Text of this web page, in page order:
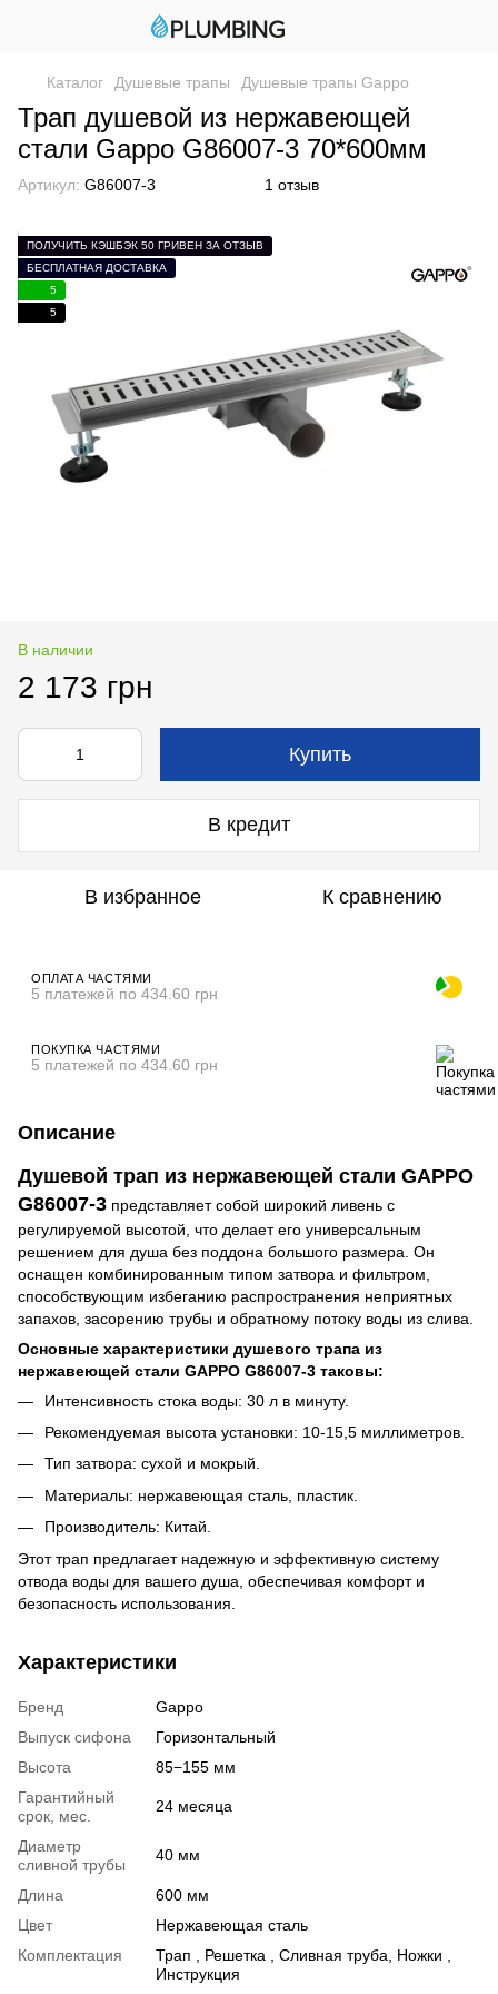
Каталог Душевые трапы Душевые трапы Gappo
Трап душевой из нержавеющей
стали Gappo G86007-3 70*600мм
Артикул: G86007-3 1 отзыв
ПОЛУЧИТЬ КЭШБЭК 50 ГРИВЕН ЗА ОТЗЫВ
БЕСПЛАТНАЯ ДОСТАВКА
5
5
В наличии
2 173 грн
Купить
В кредит
В избранное К сравнению
ОПЛАТА ЧАСТЯМИ
5 платежей по 434.60 грн
ПОКУПКА ЧАСТЯМИ
5 платежей по 434.60 грн
Описание
Душевой трап из нержавеющей стали GAPPO
G86007-3 представляет собой широкий ливень с
регулируемой высотой, что делает его универсальным
решением для душа без поддона большого размера. Он
оснащен комбинированным типом затвора и фильтром,
способствующим избеганию распространения неприятных
запахов, засорению трубы и обратному потоку воды из слива.
Основные характеристики душевого трапа из
нержавеющей стали GAPPO G86007-3 таковы:
Интенсивность стока воды: 30 л в минуту.
Рекомендуемая высота установки: 10-15,5 миллиметров.
Тип затвора: сухой и мокрый.
Материалы: нержавеющая сталь, пластик.
Производитель: Китай.
Этот трап предлагает надежную и эффективную систему
отвода воды для вашего душа, обеспечивая комфорт и
безопасность использования.
Характеристики
Бренд
Gappo
Выпуск сифона
Горизонтальный
Высота
85−155 мм
Гарантийный
срок, мес.
24 месяца
Диаметр
сливной трубы
40 мм
Длина
600 мм
Цвет
Нержавеющая сталь
Комплектация
Трап , Решетка , Сливная труба, Ножки ,
Инструкция